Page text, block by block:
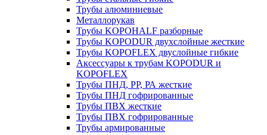
Трубы алюминиевые
Металлорукав
Трубы KOPOHALF разборные
Трубы KOPODUR двухслойные жесткие
Трубы KOPOFLEX двуслойные гибкие
Аксессуары к трубам KOPODUR и
KOPOFLEX
Трубы ПНД, РР, РА жесткие
Трубы ПНД гофрированные
Трубы ПВХ жесткие
Трубы ПВХ гофрированные
Трубы армированные